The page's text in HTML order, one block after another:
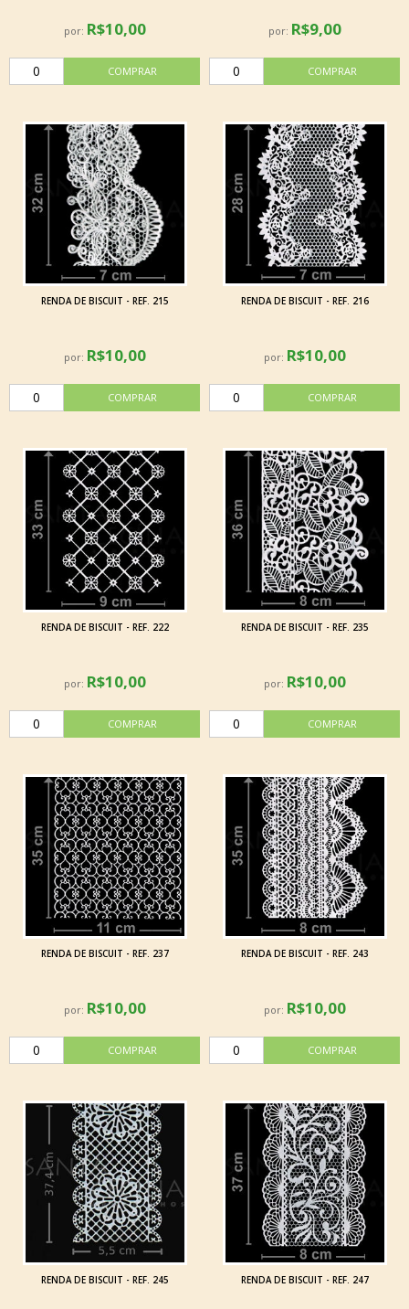
por: R$10,00 por: R$9,00
RENDA DE BISCUIT - REF. 215
por: R$10,00
RENDA DE BISCUIT - REF. 216
por: R$10,00
RENDA DE BISCUIT - REF. 222
por: R$10,00
RENDA DE BISCUIT - REF. 235
por: R$10,00
RENDA DE BISCUIT - REF. 237
por: R$10,00
RENDA DE BISCUIT - REF. 243
por: R$10,00
RENDA DE BISCUIT - REF. 245 RENDA DE BISCUIT - REF. 247